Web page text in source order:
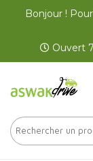
Bonjour !
Ouvert